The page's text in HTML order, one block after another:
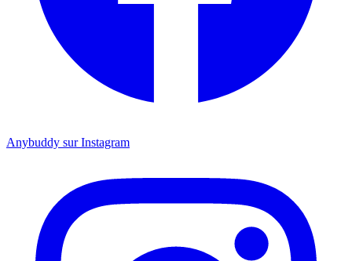
Anybuddy sur Instagram